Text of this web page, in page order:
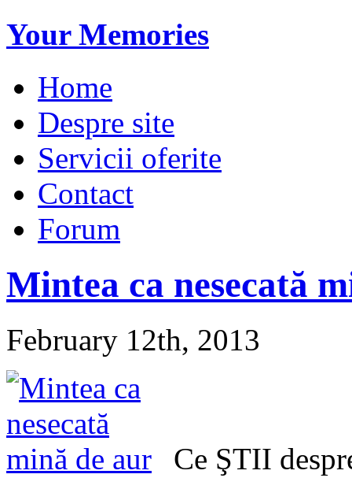
Your Memories
Home
Despre site
Servicii oferite
Contact
Forum
Mintea ca nesecată
February 12th, 2013
Ce ŞTII